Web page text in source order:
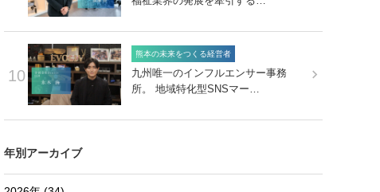
10
熊本の未来をつくる経営者
九州唯一のインフルエンサー事務
所。 地域特化型SNSマー…
年別アーカイブ